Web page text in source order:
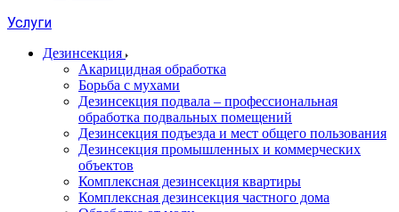
Услуги
Дезинсекция
Акарицидная обработка
Борьба с мухами
Дезинсекция подвала – профессиональная
обработка подвальных помещений
Дезинсекция подъезда и мест общего пользования
Дезинсекция промышленных и коммерческих
объектов
Комплексная дезинсекция квартиры
Комплексная дезинсекция частного дома